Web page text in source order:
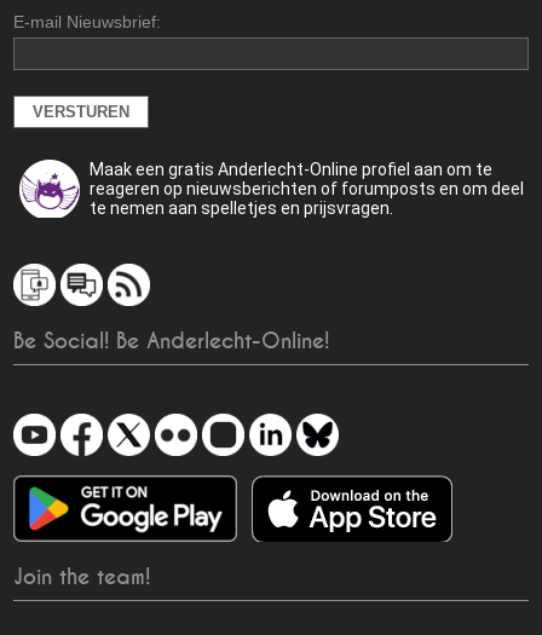
E-mail Nieuwsbrief:
Maak een gratis Anderlecht-Online profiel aan om te
reageren op nieuwsberichten of forumposts en om deel
te nemen aan spelletjes en prijsvragen.
Be Social! Be Anderlecht-Online!
Join the team!